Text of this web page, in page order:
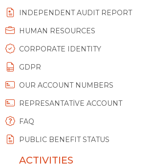
INDEPENDENT AUDIT REPORT
HUMAN RESOURCES
CORPORATE IDENTITY
GDPR
OUR ACCOUNT NUMBERS
REPRESANTATİVE ACCOUNT
FAQ
PUBLIC BENEFIT STATUS
ACTIVITIES